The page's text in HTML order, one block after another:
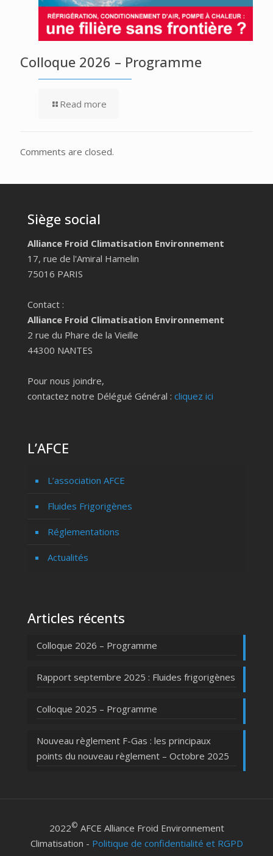
Colloque 2026 – Programme
Read more
Comments are closed.
Siège social
Alliance Froid Climatisation Environnement
17, rue de l'Amiral Hamelin
75016 PARIS
Contact :
Alliance Froid Climatisation Environnement
2 rue du Phare de la Vieille
44300 NANTES
Pour nous joindre,
contactez notre Délégué Général : cliquez ici
L’AFCE
L’association AFCE
Fluides Frigorigènes
Réglementations
Actualités
Articles récents
Colloque 2026 – Programme
Rapport septembre 2025 : Fluides frigorigènes
Colloque 2025 – Programme
Nouveau règlement F-Gas : les principaux
points du nouveau règlement – Octobre 2025
2022© AFCE Alliance Froid Environnement
Climatisation - Politique de confidentialité et RGPD